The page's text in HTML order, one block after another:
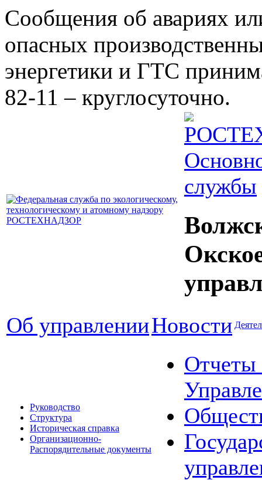
Сообщения об авариях
опасных
энергетики и ГТС
82-11 – круглосуточно.
службы
Об управленииНовости
Руководство
Структура
Историческая справка
Организационно-
Распорядительные документы
Отчеты